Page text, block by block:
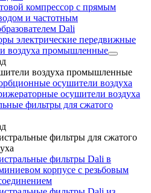
компрессор с прямым
и частотным
Dali
электрические передвижные
воздуха промышленные
воздуха промышленные
осушители воздуха
осушители воздуха
фильтры для сжатого
фильтры для сжатого
фильтры Dali в
корпусе с резьбовым